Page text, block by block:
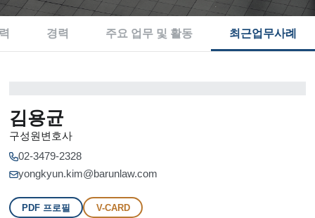
경력 주요 업무 및 활동 최근업무사례
김용균
구성원변호사
02-3479-2328
yongkyun.kim@barunlaw.com
PDF 프로필 V-CARD